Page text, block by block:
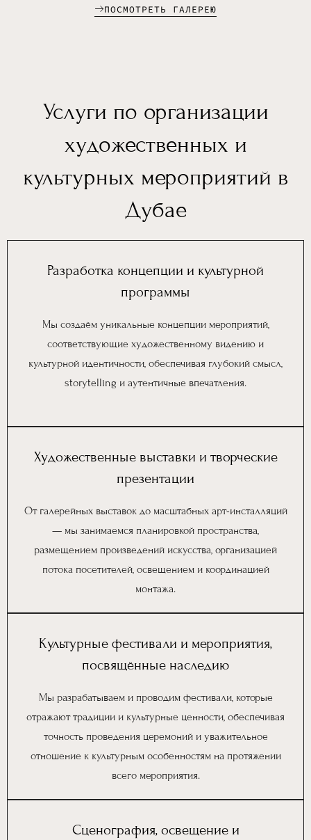
ПОСМОТРЕТЬ ГАЛЕРЕЮ
Услуги по организации
художественных и
культурных мероприятий в
Дубае
Разработка концепции и культурной
программы
Мы создаём уникальные концепции мероприятий,
соответствующие художественному видению и
культурной идентичности, обеспечивая глубокий смысл,
storytelling и аутентичные впечатления.
Художественные выставки и творческие
презентации
От галерейных выставок до масштабных арт-инсталляций
— мы занимаемся планировкой пространства,
размещением произведений искусства, организацией
потока посетителей, освещением и координацией
монтажа.
Культурные фестивали и мероприятия,
посвящённые наследию
Мы разрабатываем и проводим фестивали, которые
отражают традиции и культурные ценности, обеспечивая
точность проведения церемоний и уважительное
отношение к культурным особенностям на протяжении
всего мероприятия.
Сценография, освещение и